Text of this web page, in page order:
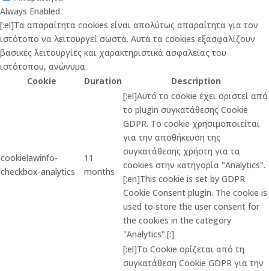
Always Enabled
[:el]Τα απαραίτητα cookies είναι απολύτως απαραίτητα για τον
ιστότοπο να λειτουργεί σωστά. Αυτά τα cookies εξασφαλίζουν
βασικές λειτουργίες και χαρακτηριστικά ασφαλείας του
ιστότοπου, ανώνυμα.
Cookie
Duration Description
cookielawinfo-
checkbox-analytics
11
months
[:el]Αυτό το cookie έχει οριστεί από
το plugin συγκατάθεσης Cookie
GDPR. Το cookie χρησιμοποιείται
για την αποθήκευση της
συγκατάθεσης χρήστη για τα
cookies στην κατηγορία "Analytics".
[:en]This cookie is set by GDPR
Cookie Consent plugin. The cookie is
used to store the user consent for
the cookies in the category
"Analytics".[:]
[:el]Το Cookie ορίζεται από τη
συγκατάθεση Cookie GDPR για την